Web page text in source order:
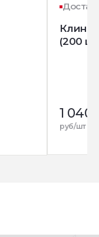
Клин
(200
1 040
руб/шт